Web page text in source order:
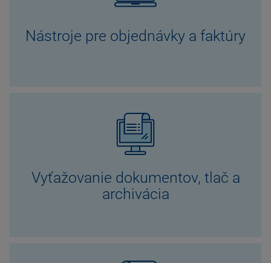
Nástroje pre objednávky a faktúry
Vyťažovanie dokumentov, tlač a
archivácia